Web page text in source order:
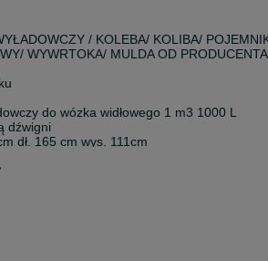
/ KOLEBA/ KOLIBA/
WYWRTOKA/ MULDA OD PRODUCENTA
do wózka widłowego 1 m3 1000 L
dźwigni
dł. 165 cm wys. 111cm
kontener w Polsce)
1m3 do 3,1m3